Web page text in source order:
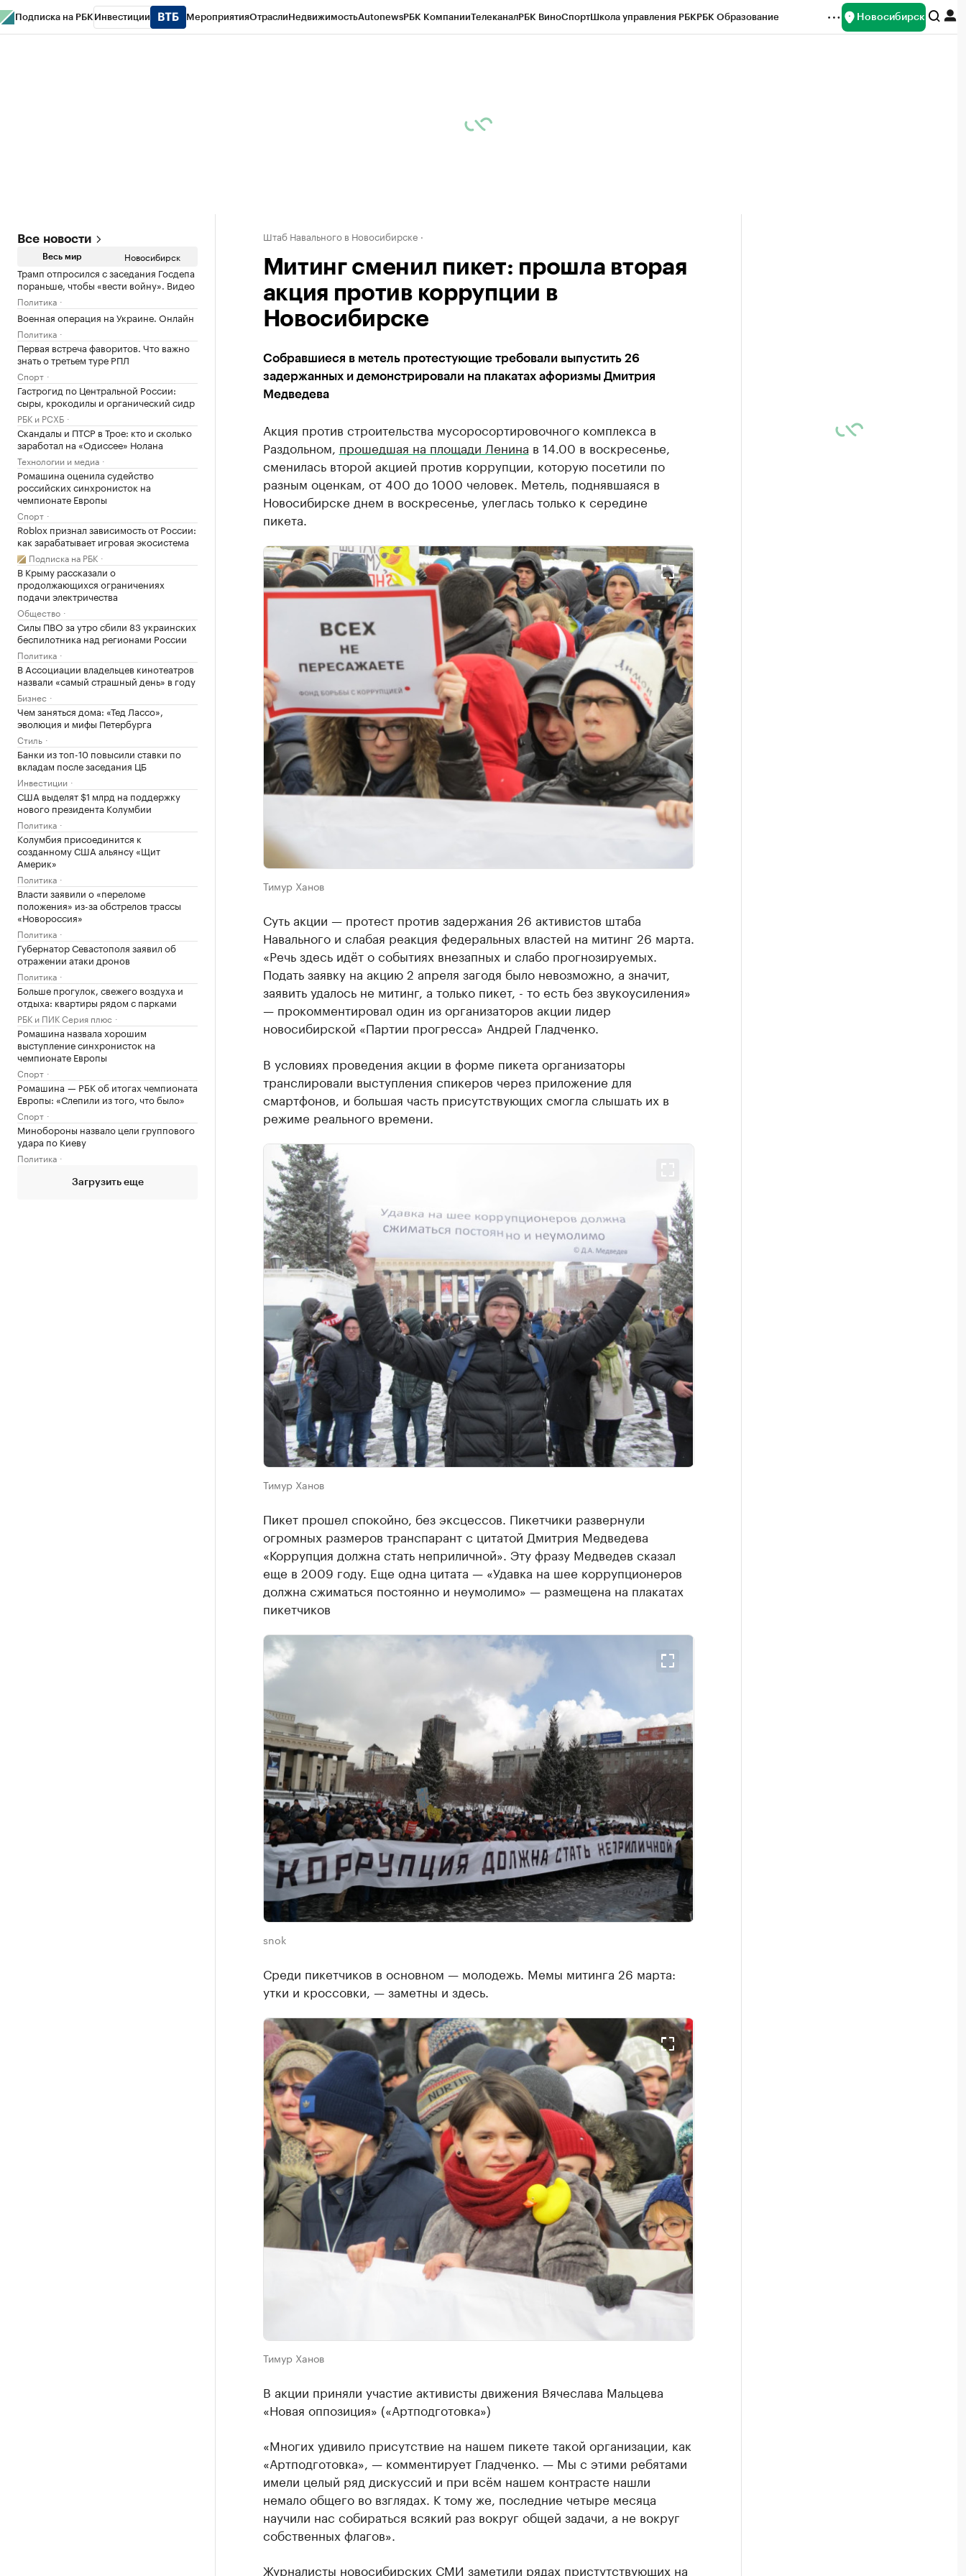
Подписка на РБК Инвестиции МероприятияОтраслиНедвижимостьAutonewsРБК КомпанииТелеканалРБК ВиноСпортШкола управления РБКРБК Образование Новосибирск
Все новости
Весь мир Новосибирск
Трамп отпросился с заседания Госдепа
пораньше, чтобы «вести войну». Видео
Политика
Военная операция на Украине. Онлайн
Политика
Первая встреча фаворитов. Что важно
знать о третьем туре РПЛ
Спорт
Гастрогид по Центральной России:
сыры, крокодилы и органический сидр
РБК и РСХБ
Скандалы и ПТСР в Трое: кто и сколько
заработал на «Одиссее» Нолана
Технологии и медиа
Ромашина оценила судейство
российских синхронисток на
чемпионате Европы
Спорт
Roblox признал зависимость от России:
как зарабатывает игровая экосистема
Подписка на РБК
В Крыму рассказали о
продолжающихся ограничениях
подачи электричества
Общество
Силы ПВО за утро сбили 83 украинских
беспилотника над регионами России
Политика
В Ассоциации владельцев кинотеатров
назвали «самый страшный день» в году
Бизнес
Чем заняться дома: «Тед Лассо»,
эволюция и мифы Петербурга
Стиль
Банки из топ-10 повысили ставки по
вкладам после заседания ЦБ
Инвестиции
США выделят $1 млрд на поддержку
нового президента Колумбии
Политика
Колумбия присоединится к
созданному США альянсу «Щит
Америк»
Политика
Власти заявили о «переломе
положения» из-за обстрелов трассы
«Новороссия»
Политика
Губернатор Севастополя заявил об
отражении атаки дронов
Политика
Больше прогулок, свежего воздуха и
отдыха: квартиры рядом с парками
РБК и ПИК Серия плюс
Ромашина назвала хорошим
выступление синхронисток на
чемпионате Европы
Спорт
Ромашина — РБК об итогах чемпионата
Европы: «Слепили из того, что было»
Спорт
Минобороны назвало цели группового
удара по Киеву
Политика
Загрузить еще
Штаб Навального в Новосибирске
Митинг сменил пикет: прошла вторая
акция против коррупции в
Новосибирске
Собравшиеся в метель протестующие требовали выпустить 26
задержанных и демонстрировали на плакатах афоризмы Дмитрия
Медведева
Акция против строительства мусоросортировочного комплекса в
Раздольном, прошедшая на площади Ленина в 14.00 в воскресенье,
сменилась второй акцией против коррупции, которую посетили по
разным оценкам, от 400 до 1000 человек. Метель, поднявшаяся в
Новосибирске днем в воскресенье, улеглась только к середине
пикета.
Тимур Ханов
Суть акции — протест против задержания 26 активистов штаба
Навального и слабая реакция федеральных властей на митинг 26 марта.
«Речь здесь идёт о событиях внезапных и слабо прогнозируемых.
Подать заявку на акцию 2 апреля загодя было невозможно, а значит,
заявить удалось не митинг, а только пикет, - то есть без звукоусиления»
— прокомментировал один из организаторов акции лидер
новосибирской «Партии прогресса» Андрей Гладченко.
В условиях проведения акции в форме пикета организаторы
транслировали выступления спикеров через приложение для
смартфонов, и большая часть присутствующих смогла слышать их в
режиме реального времени.
Тимур Ханов
Пикет прошел спокойно, без эксцессов. Пикетчики развернули
огромных размеров транспарант с цитатой Дмитрия Медведева
«Коррупция должна стать неприличной». Эту фразу Медведев сказал
еще в 2009 году. Еще одна цитата — «Удавка на шее коррупционеров
должна сжиматься постоянно и неумолимо» — размещена на плакатах
пикетчиков
snok
Среди пикетчиков в основном — молодежь. Мемы митинга 26 марта:
утки и кроссовки, — заметны и здесь.
Тимур Ханов
В акции приняли участие активисты движения Вячеслава Мальцева
«Новая оппозиция» («Артподготовка»)
«Многих удивило присутствие на нашем пикете такой организации, как
«Артподготовка», — комментирует Гладченко. — Мы с этими ребятами
имели целый ряд дискуссий и при всём нашем контрасте нашли
немало общего во взглядах. К тому же, последние четыре месяца
научили нас собираться всякий раз вокруг общей задачи, а не вокруг
собственных флагов».
Журналисты новосибирских СМИ заметили рядах пристутствующих на